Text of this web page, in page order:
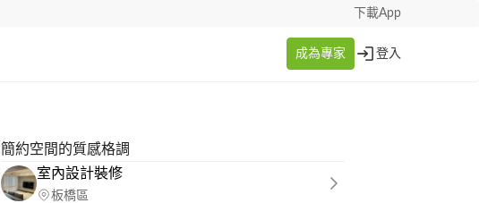
下載App
成為專家 登入
簡約空間的質感格調
室內設計裝修
板橋區